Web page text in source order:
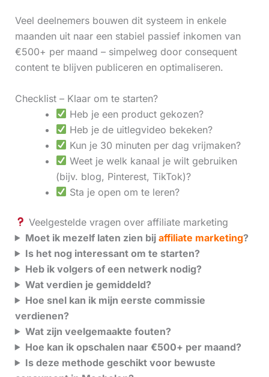
Veel deelnemers bouwen dit systeem in enkele
maanden uit naar een stabiel passief inkomen van
€500+ per maand – simpelweg door consequent
content te blijven publiceren en optimaliseren.
Checklist – Klaar om te starten?
Heb je een product gekozen?
Heb je de uitlegvideo bekeken?
Kun je 30 minuten per dag vrijmaken?
Weet je welk kanaal je wilt gebruiken
(bijv. blog, Pinterest, TikTok)?
Sta je open om te leren?
Veelgestelde vragen over affiliate marketing
Moet ik mezelf laten zien bij affiliate marketing?
Is het nog interessant om te starten?
Heb ik volgers of een netwerk nodig?
Wat verdien je gemiddeld?
Hoe snel kan ik mijn eerste commissie
verdienen?
Wat zijn veelgemaakte fouten?
Hoe kan ik opschalen naar €500+ per maand?
Is deze methode geschikt voor bewuste